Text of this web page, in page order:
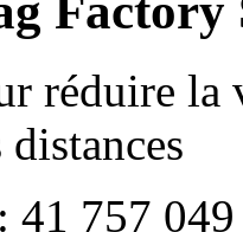
Factory
réduire la
41 757